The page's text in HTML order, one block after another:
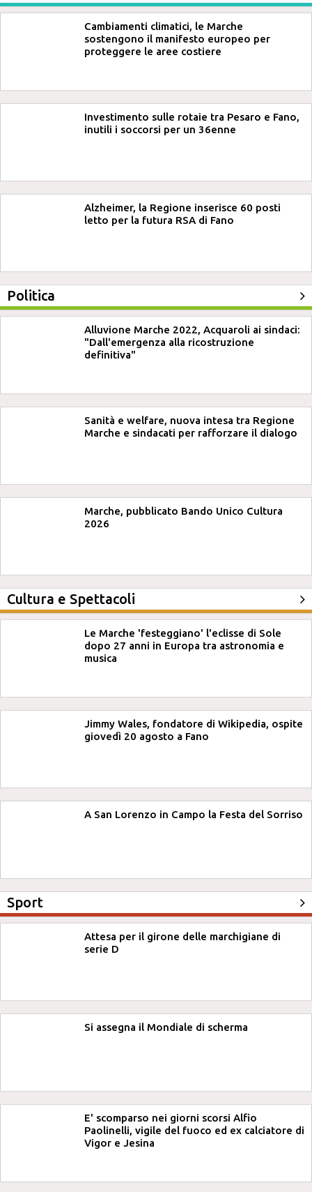
Cambiamenti climatici, le Marche
sostengono il manifesto europeo per
proteggere le aree costiere
Investimento sulle rotaie tra Pesaro e Fano,
inutili i soccorsi per un 36enne
Alzheimer, la Regione inserisce 60 posti
letto per la futura RSA di Fano
Politica
Alluvione Marche 2022, Acquaroli ai sindaci:
"Dall'emergenza alla ricostruzione
definitiva"
Sanità e welfare, nuova intesa tra Regione
Marche e sindacati per rafforzare il dialogo
Marche, pubblicato Bando Unico Cultura
2026
Cultura e Spettacoli
Le Marche 'festeggiano' l'eclisse di Sole
dopo 27 anni in Europa tra astronomia e
musica
Jimmy Wales, fondatore di Wikipedia, ospite
giovedì 20 agosto a Fano
A San Lorenzo in Campo la Festa del Sorriso
Sport
Attesa per il girone delle marchigiane di
serie D
Si assegna il Mondiale di scherma
E' scomparso nei giorni scorsi Alfio
Paolinelli, vigile del fuoco ed ex calciatore di
Vigor e Jesina